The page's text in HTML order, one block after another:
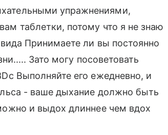
упражнениями,
таблетки, потому что я не знаю
Принимаете ли вы постоянно
Зато могу посоветовать
Выполняйте его ежедневно, и
- ваше дыхание должно быть
и выдох длиннее чем вдох